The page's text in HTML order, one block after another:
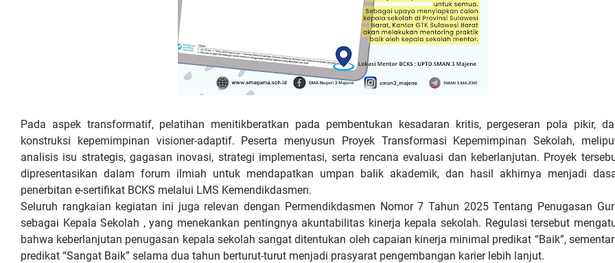
Pada aspek transformatif, pelatihan menitikberatkan pada pembentukan kesadaran kritis, pergeseran pola pikir,
konstruksi kepemimpinan visioner-adaptif. Peserta menyusun Proyek Transformasi Kepemimpinan Sekolah,
analisis isu strategis, gagasan inovasi, strategi implementasi, serta rencana evaluasi dan keberlanjutan. Proyek
dipresentasikan dalam forum ilmiah untuk mendapatkan umpan balik akademik, dan hasil akhirnya menjadi
penerbitan e-sertifikat BCKS melalui LMS Kemendikdasmen.
Seluruh rangkaian kegiatan ini juga relevan dengan Permendikdasmen Nomor 7 Tahun 2025 Tentang Penugasan
sebagai Kepala Sekolah , yang menekankan pentingnya akuntabilitas kinerja kepala sekolah. Regulasi tersebut
bahwa keberlanjutan penugasan kepala sekolah sangat ditentukan oleh capaian kinerja minimal predikat “Baik”,
predikat “Sangat Baik” selama dua tahun berturut-turut menjadi prasyarat pengembangan karier lebih lanjut.